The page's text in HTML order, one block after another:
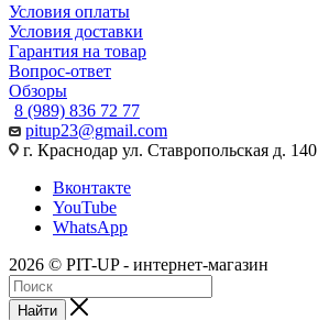
Условия оплаты
Условия доставки
Гарантия на товар
Вопрос-ответ
Обзоры
8 (989) 836 72 77
pitup23@gmail.com
г. Краснодар ул. Ставропольская д. 140
Вконтакте
YouTube
WhatsApp
2026 © PIT-UP - интернет-магазин
Найти